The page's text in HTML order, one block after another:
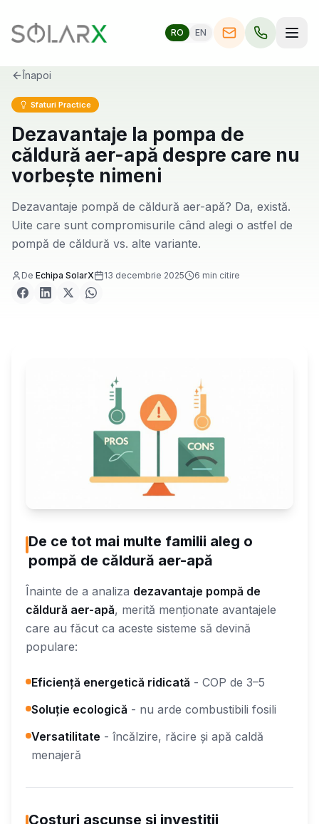
RO EN
Înapoi
Sfaturi Practice
Dezavantaje la pompa de
căldură aer-apă despre care nu
vorbește nimeni
Dezavantaje pompă de căldură aer-apă? Da, există.
Uite care sunt compromisurile când alegi o astfel de
pompă de căldură vs. alte variante.
De Echipa SolarX 13 decembrie 2025 6 min citire
De ce tot mai multe familii aleg o
pompă de căldură aer-apă
Înainte de a analiza dezavantaje pompă de
căldură aer-apă, merită menționate avantajele
care au făcut ca aceste sisteme să devină
populare:
Eficiență energetică ridicată - COP de 3–5
Soluție ecologică - nu arde combustibili fosili
Versatilitate - încălzire, răcire și apă caldă
menajeră
Costuri ascunse și investiții